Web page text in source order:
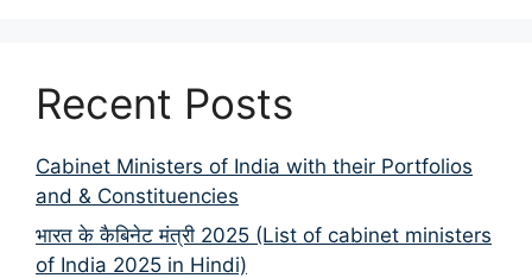
Recent Posts
Cabinet Ministers of India with their Portfolios
and & Constituencies
भारत के कैबिनेट मंत्री 2025 (List of cabinet ministers
of India 2025 in Hindi)